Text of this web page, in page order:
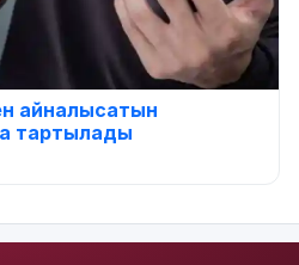
айналысатын
тартылады